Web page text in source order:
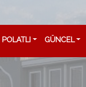
POLATLI GÜNCEL